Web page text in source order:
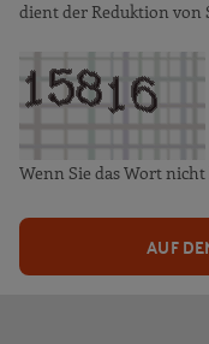
dient der Reduktion von
Wenn Sie das Wort
AUF